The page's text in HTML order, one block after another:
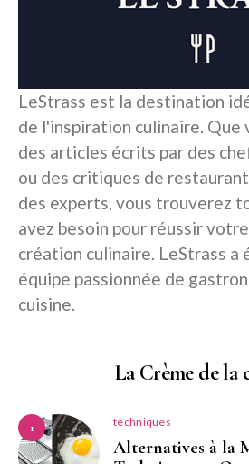
LeStrass est la destination
de l'inspiration culinaire. Que
des articles écrits par des
ou des critiques de
des experts, vous trouverez
avez besoin pour réussir
création culinaire. LeStrass a
équipe passionnée de
cuisine.
La Crème de la
1 techniques
Alternatives à la